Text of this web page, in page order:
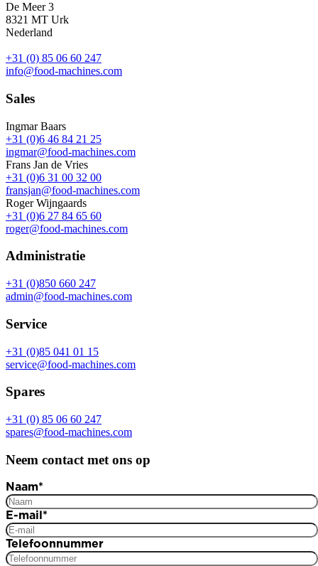
De Meer 3
8321 MT Urk
Nederland
+31 (0) 85 06 60 247
info@food-machines.com
Sales
Ingmar Baars
+31 (0)6 46 84 21 25
ingmar@food-machines.com
Frans Jan de Vries
+31 (0)6 31 00 32 00
fransjan@food-machines.com
Roger Wijngaards
+31 (0)6 27 84 65 60
roger@food-machines.com
Administratie
+31 (0)850 660 247
admin@food-machines.com
Service
+31 (0)85 041 01 15
service@food-machines.com
Spares
+31 (0) 85 06 60 247
spares@food-machines.com
Neem contact met ons op
Naam*
E-mail *
Telefoonnummer